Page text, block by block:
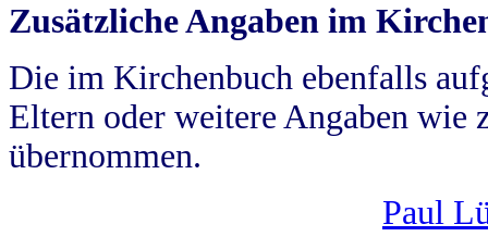
Zusätzliche Angaben im
Die im Kirchenbuch ebenfalls
Eltern oder weitere Angaben wie
übernommen.
Paul